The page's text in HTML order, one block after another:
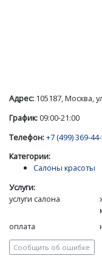
Адрес: 105187, Москва,
График:09:00-21:00
Телефон:+7 (499) 369-
Категории:
Салоны красоты
Услуги:
услуги салона
оплата
Сообщить об ошибке